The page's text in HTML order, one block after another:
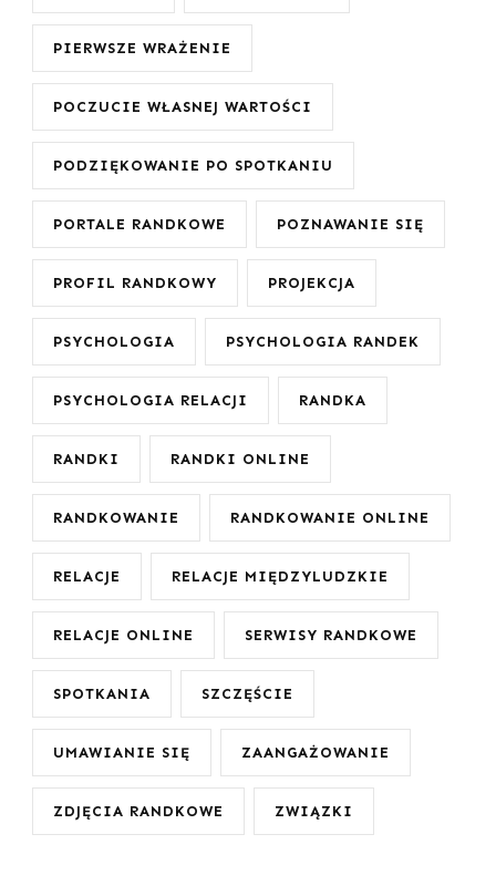
PIERWSZE WRAŻENIE
POCZUCIE WŁASNEJ WARTOŚCI
PODZIĘKOWANIE PO SPOTKANIU
PORTALE RANDKOWE POZNAWANIE SIĘ
PROFIL RANDKOWY PROJEKCJA
PSYCHOLOGIA PSYCHOLOGIA RANDEK
PSYCHOLOGIA RELACJI RANDKA
RANDKI RANDKI ONLINE
RANDKOWANIE RANDKOWANIE ONLINE
RELACJE RELACJE MIĘDZYLUDZKIE
RELACJE ONLINE SERWISY RANDKOWE
SPOTKANIA SZCZĘŚCIE
UMAWIANIE SIĘ ZAANGAŻOWANIE
ZDJĘCIA RANDKOWE ZWIĄZKI